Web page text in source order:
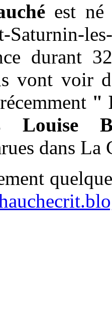
est né
durant
vont voir
"
Louise
dans La